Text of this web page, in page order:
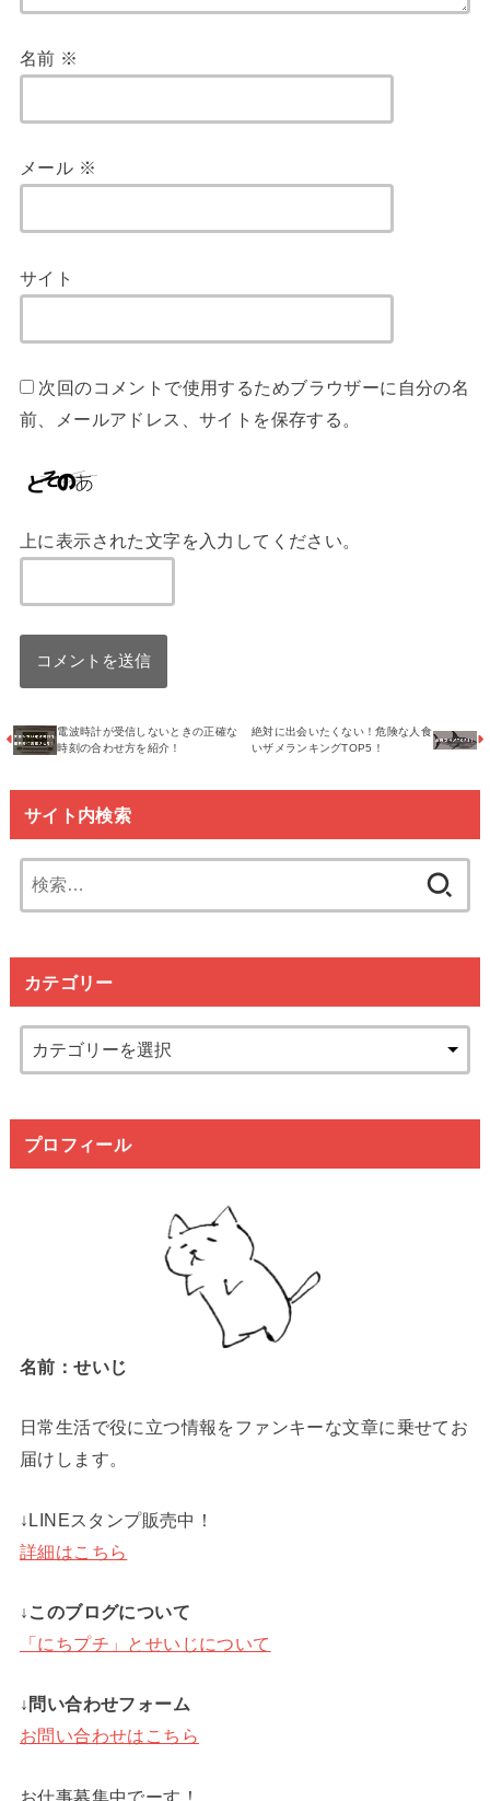
名前 ※
メール ※
サイト
次回のコメントで使用するためブラウザーに自分の名
前、メールアドレス、サイトを保存する。
上に表示された文字を入力してください。
電波時計が受信しないときの正確な
時刻の合わせ方を紹介！
絶対に出会いたくない！危険な人食
いザメランキングTOP5！
サイト内検索
索:
カテゴリー
プロフィール
名前：せいじ
日常生活で役に立つ情報をファンキーな文章に乗せてお
届けします。
↓LINEスタンプ販売中！
詳細はこちら
↓このブログについて
「にちプチ」とせいじについて
↓問い合わせフォーム
お問い合わせはこちら
お仕事募集中でーす！